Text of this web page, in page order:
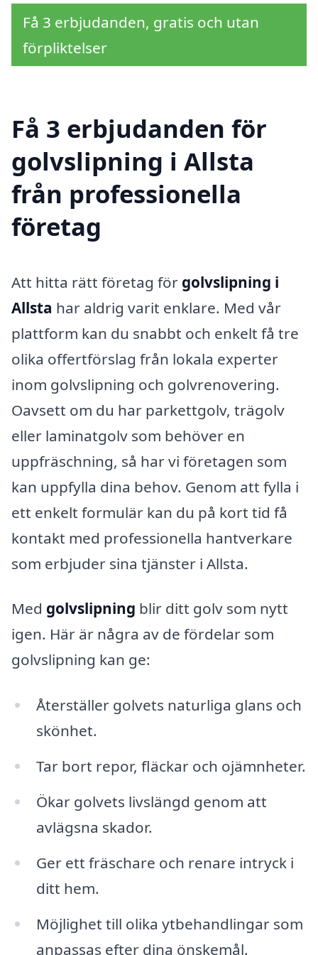
Få 3 erbjudanden, gratis och utan
förpliktelser
Få 3 erbjudanden för
golvslipning i Allsta
från professionella
företag
Att hitta rätt företag för golvslipning i
Allsta har aldrig varit enklare. Med vår
plattform kan du snabbt och enkelt få tre
olika offertförslag från lokala experter
inom golvslipning och golvrenovering.
Oavsett om du har parkettgolv, trägolv
eller laminatgolv som behöver en
uppfräschning, så har vi företagen som
kan uppfylla dina behov. Genom att fylla i
ett enkelt formulär kan du på kort tid få
kontakt med professionella hantverkare
som erbjuder sina tjänster i Allsta.
Med golvslipning blir ditt golv som nytt
igen. Här är några av de fördelar som
golvslipning kan ge:
Återställer golvets naturliga glans och
skönhet.
Tar bort repor, fläckar och ojämnheter.
Ökar golvets livslängd genom att
avlägsna skador.
Ger ett fräschare och renare intryck i
ditt hem.
Möjlighet till olika ytbehandlingar som
anpassas efter dina önskemål.